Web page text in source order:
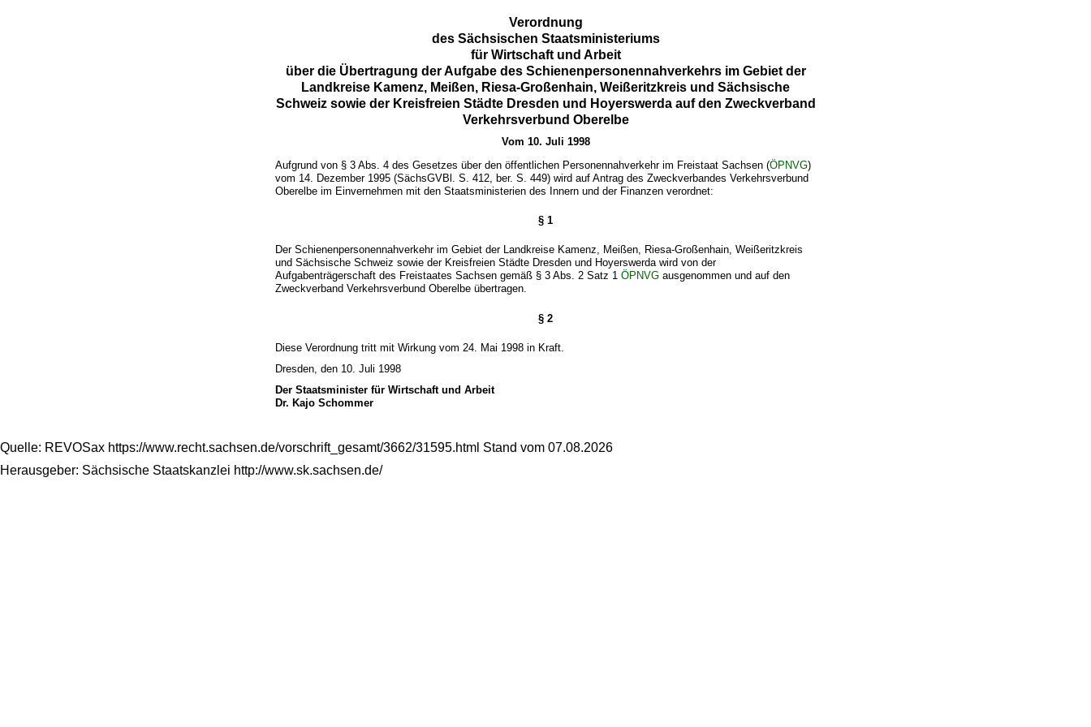
Verordnung
des Sächsischen Staatsministeriums
für Wirtschaft und Arbeit
über die Übertragung der Aufgabe des Schienenpersonennahverkehrs im Gebiet der
Landkreise Kamenz, Meißen, Riesa-Großenhain, Weißeritzkreis und Sächsische
Schweiz sowie der Kreisfreien Städte Dresden und Hoyerswerda auf den Zweckverband
Verkehrsverbund Oberelbe
Vom 10. Juli 1998
Aufgrund von § 3 Abs. 4 des Gesetzes über den öffentlichen Personennahverkehr im Freistaat Sachsen (ÖPNVG)
vom 14. Dezember 1995 (SächsGVBl. S. 412, ber. S. 449) wird auf Antrag des Zweckverbandes Verkehrsverbund
Oberelbe im Einvernehmen mit den Staatsministerien des Innern und der Finanzen verordnet:
§ 1
Der Schienenpersonennahverkehr im Gebiet der Landkreise Kamenz, Meißen, Riesa-Großenhain, Weißeritzkreis
und Sächsische Schweiz sowie der Kreisfreien Städte Dresden und Hoyerswerda wird von der
Aufgabenträgerschaft des Freistaates Sachsen gemäß § 3 Abs. 2 Satz 1ÖPNVG ausgenommen und auf den
Zweckverband Verkehrsverbund Oberelbe übertragen.
§ 2
Diese Verordnung tritt mit Wirkung vom 24. Mai 1998 in Kraft.
Dresden, den 10. Juli 1998
Der Staatsminister für Wirtschaft und Arbeit
Dr. Kajo Schommer
Quelle: REVOSax https://www.recht.sachsen.de/vorschrift_gesamt/3662/31595.html Stand vom 07.08.2026
Herausgeber: Sächsische Staatskanzlei http://www.sk.sachsen.de/